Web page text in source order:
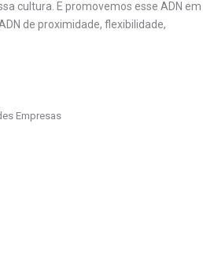
cultura. E promovemos esse ADN em
de proximidade, flexibilidade,
Empresas